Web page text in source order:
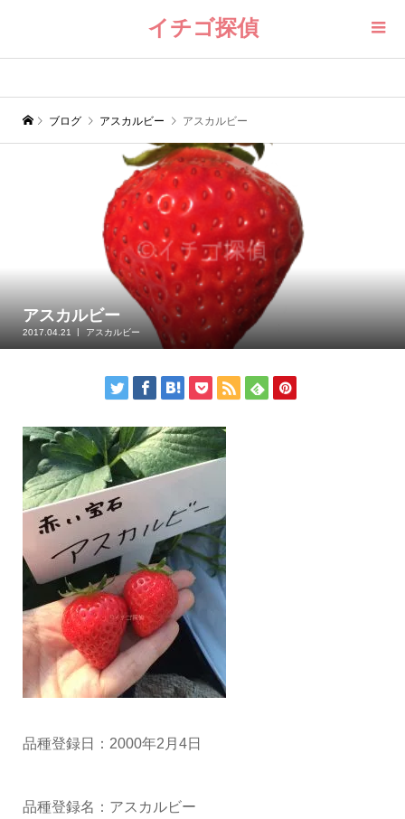
イチゴ探偵
ブログ アスカルビー アスカルビー
アスカルビー
2017.04.21 アスカルビー
品種登録日：2000年2月4日
品種登録名：アスカルビー